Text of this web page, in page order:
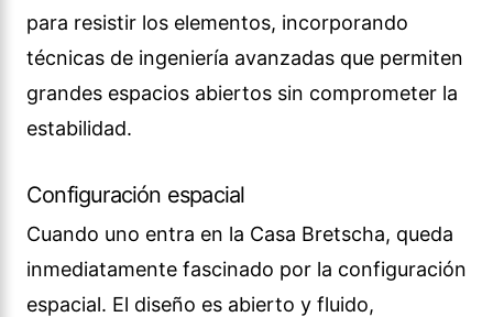
para resistir los elementos, incorporando
técnicas de ingeniería avanzadas que permiten
grandes espacios abiertos sin comprometer la
estabilidad.
Configuración espacial
Cuando uno entra en la Casa Bretscha, queda
inmediatamente fascinado por la configuración
espacial. El diseño es abierto y fluido,